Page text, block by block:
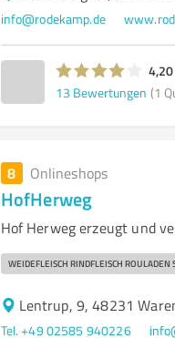
info@rodekamp.de
13 Bewertungen (1
8 Onlineshops
HofHerweg
Hof Herweg erzeugt und
WEIDEFLEISCH RINDFLEISCH ROULADEN
Lentrup, 9, 48231
Tel. +49 02585 940226